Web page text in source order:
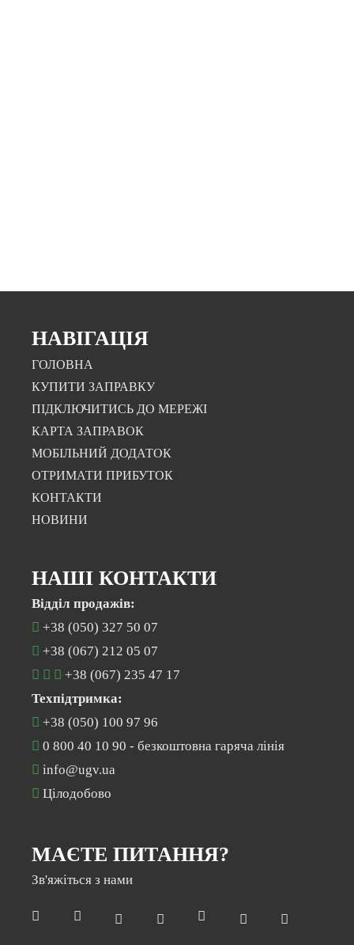
НАВІГАЦІЯ
ГОЛОВНА
КУПИТИ ЗАПРАВКУ
ПІДКЛЮЧИТИСЬ ДО МЕРЕЖІ
КАРТА ЗАПРАВОК
МОБІЛЬНИЙ ДОДАТОК
ОТРИМАТИ ПРИБУТОК
КОНТАКТИ
НОВИНИ
НАШІ КОНТАКТИ
Відділ продажів:
+38 (050) 327 50 07
+38 (067) 212 05 07
+38 (067) 235 47 17
Техпідтримка:
+38 (050) 100 97 96
0 800 40 10 90 - безкоштовна гаряча лінія
info@ugv.ua
Цілодобово
МАЄТЕ ПИТАННЯ?
Зв'яжіться з нами